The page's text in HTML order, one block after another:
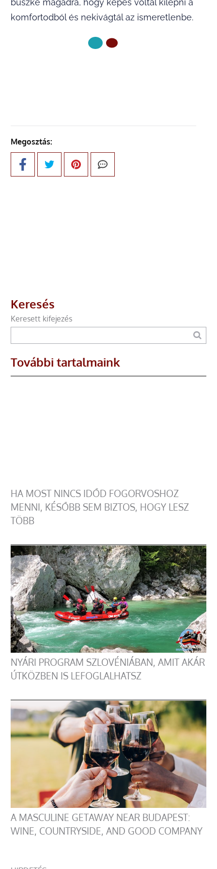
büszke magadra, hogy képes voltál kilépni a
komfortodból és nekivágtál az ismeretlenbe.
Megosztás:
Keresés
Keresett kifejezés
További tartalmaink
HA MOST NINCS IDŐD FOGORVOSHOZ
MENNI, KÉSŐBB SEM BIZTOS, HOGY LESZ
TÖBB
NYÁRI PROGRAM SZLOVÉNIÁBAN, AMIT AKÁR
ÚTKÖZBEN IS LEFOGLALHATSZ
A MASCULINE GETAWAY NEAR BUDAPEST:
WINE, COUNTRYSIDE, AND GOOD COMPANY